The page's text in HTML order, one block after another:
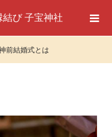
び 子宝神社
前結婚式とは